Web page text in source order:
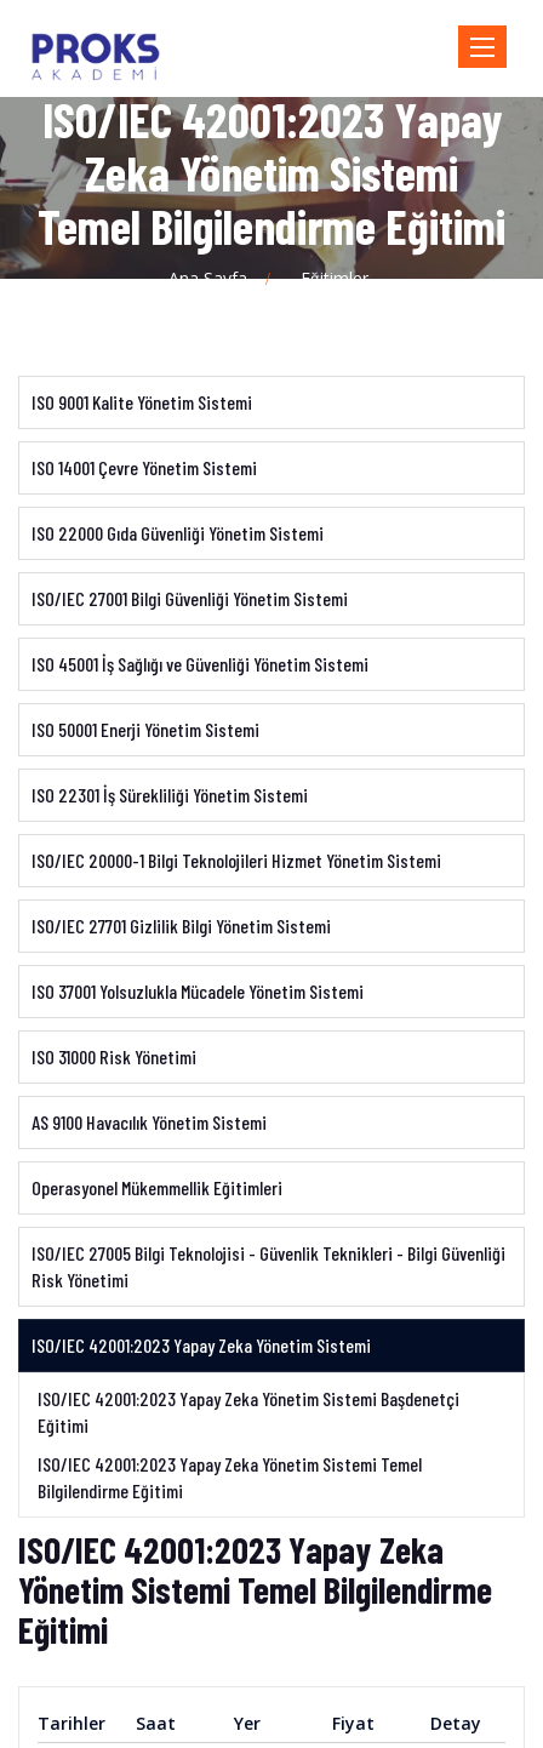
Toggle
ISO/IEC 42001:2023 Yapay
Zeka Yönetim Sistemi
Temel Bilgilendirme Eğitimi
Ana Sayfa Eğitimler
ISO 9001 Kalite Yönetim Sistemi
ISO 14001 Çevre Yönetim Sistemi
ISO 22000 Gıda Güvenliği Yönetim Sistemi
ISO/IEC 27001 Bilgi Güvenliği Yönetim Sistemi
ISO 45001 İş Sağlığı ve Güvenliği Yönetim Sistemi
ISO 50001 Enerji Yönetim Sistemi
ISO 22301 İş Sürekliliği Yönetim Sistemi
ISO/IEC 20000-1 Bilgi Teknolojileri Hizmet Yönetim Sistemi
ISO/IEC 27701 Gizlilik Bilgi Yönetim Sistemi
ISO 37001 Yolsuzlukla Mücadele Yönetim Sistemi
ISO 31000 Risk Yönetimi
AS 9100 Havacılık Yönetim Sistemi
Operasyonel Mükemmellik Eğitimleri
ISO/IEC 27005 Bilgi Teknolojisi - Güvenlik Teknikleri - Bilgi Güvenliği
Risk Yönetimi
ISO/IEC 42001:2023 Yapay Zeka Yönetim Sistemi
ISO/IEC 42001:2023 Yapay Zeka Yönetim Sistemi Başdenetçi
Eğitimi
ISO/IEC 42001:2023 Yapay Zeka Yönetim Sistemi Temel
Bilgilendirme Eğitimi
ISO/IEC 42001:2023 Yapay Zeka
Yönetim Sistemi Temel Bilgilendirme
Eğitimi
Tarihler Saat Yer Fiyat
Detay